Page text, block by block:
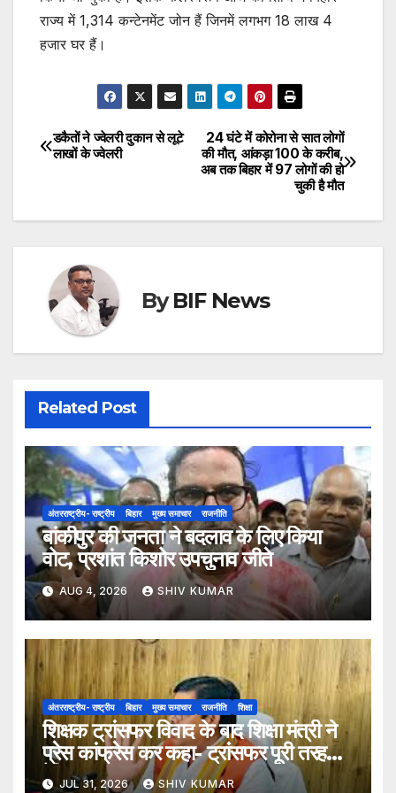
राज्य में 1,314 कन्टेनमेंट जोन हैं जिनमें लगभग 18 लाख 4
हजार घर हैं।
Post
24 घंटे में कोरोना से सात लोगों
की मौत, आंकड़ा 100 के करीब,
अब तक बिहार में 97 लोगों की हो
चुकी है मौत
डकैतों ने ज्वेलरी दुकान से लूटे
लाखों के ज्वेलरी
ByBIF News
Related Post
अंतरराष्ट्रीय- राष्ट्रीय बिहार मुख्य समाचार राजनीति
बांकीपुर की जनता ने बदलाव के लिए किया
वोट, प्रशांत किशोर उपचुनाव जीते
AUG 4, 2026 SHIV KUMAR
अंतरराष्ट्रीय- राष्ट्रीय बिहार मुख्य समाचार राजनीति शिक्षा
शिक्षक ट्रांसफर विवाद के बाद शिक्षा मंत्री ने
प्रेस कांफ्रेस कर कहा- ट्रांसफर पूरी तरह
ऐच्छिक
JUL 31, 2026 SHIV KUMAR